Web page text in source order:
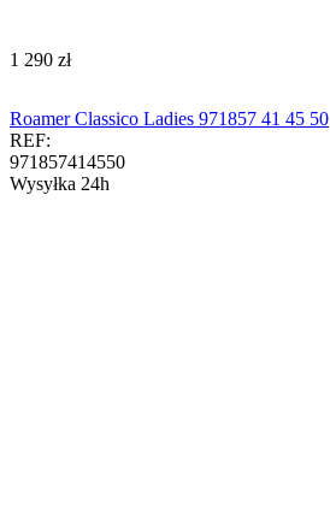
‍1 290‍ zł
Roamer Classico Ladies 971857 41 45 50
REF:
971857414550
Wysyłka 24h